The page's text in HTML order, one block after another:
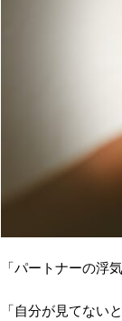
「パートナーの浮
「自分が見てない